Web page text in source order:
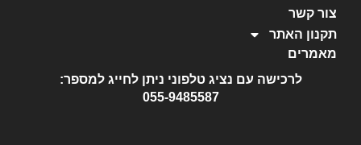
צור קשר
תקנון האתר
מאמרים
לרכישה עם נציג טלפוני ניתן לחייג למספר:
055-9485587